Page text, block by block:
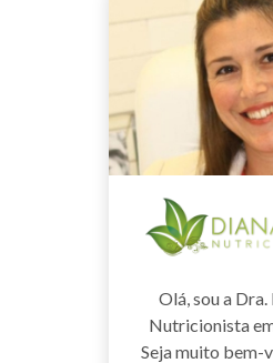
Olá, sou a
Nutricionista em
Seja muito bem-